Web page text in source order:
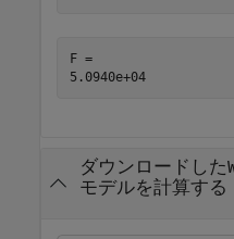
F =
5.0940e+04
ダウンロードした
モデルを計算する